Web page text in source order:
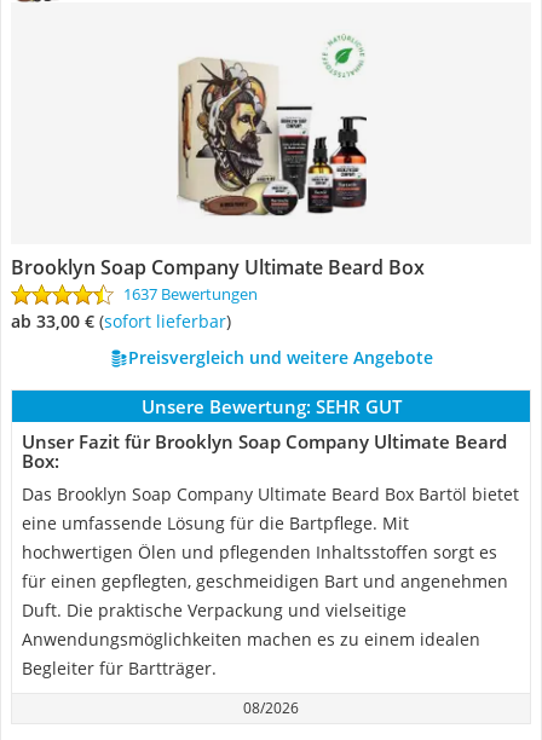
Brooklyn Soap Company Ultimate Beard Box
1637 Bewertungen
ab 33,00 € ( Sofort lieferbar)
Preisvergleich und weitere Angebote
Unsere Bewertung: SEHR GUT
Unser Fazit für Brooklyn Soap Company Ultimate Beard
Box:
Das Brooklyn Soap Company Ultimate Beard Box Bartöl bietet
eine umfassende Lösung für die Bartpflege. Mit
hochwertigen Ölen und pflegenden Inhaltsstoffen sorgt es
für einen gepflegten, geschmeidigen Bart und angenehmen
Duft. Die praktische Verpackung und vielseitige
Anwendungsmöglichkeiten machen es zu einem idealen
Begleiter für Bartträger.
08/2026